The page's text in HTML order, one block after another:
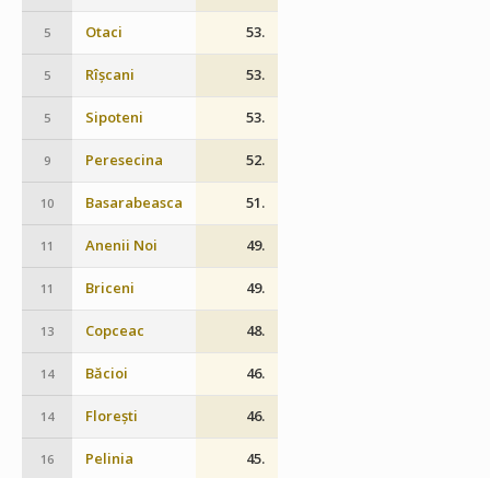
5 Otaci 53.
5 Rîșcani 53.
5 Sipoteni 53.
9 Peresecina 52.
10 Basarabeasca 51.
11 Anenii Noi 49.
11 Briceni 49.
13 Copceac 48.
14 Băcioi 46.
14 Florești 46.
16 Pelinia 45.